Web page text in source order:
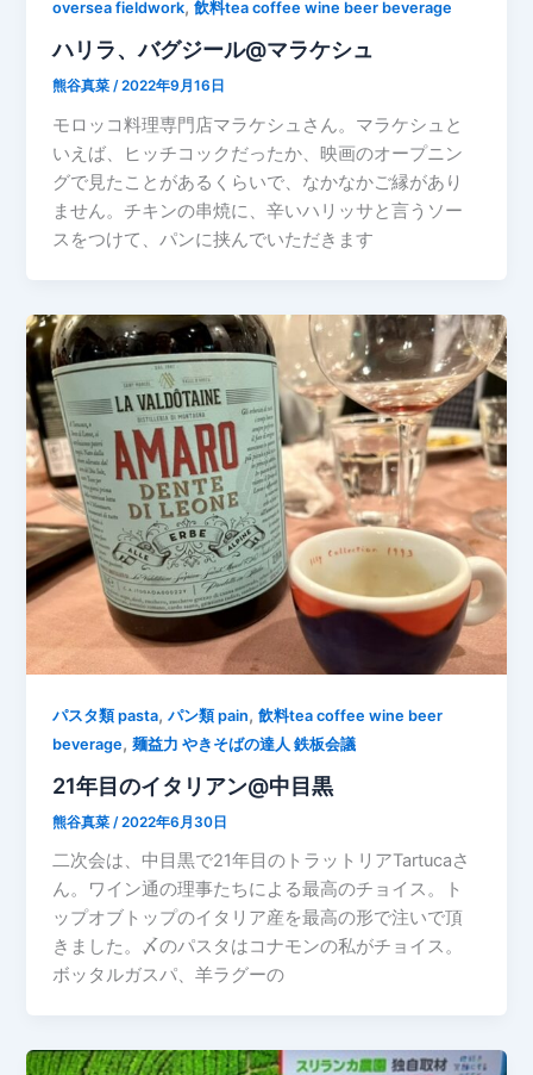
oversea fieldwork,飲料tea coffee wine beer beverage
ハリラ、バグジール@マラケシュ
熊谷真菜/2022年9月16日
モロッコ料理専門店マラケシュさん。マラケシュと
いえば、ヒッチコックだったか、映画のオープニン
グで見たことがあるくらいで、なかなかご縁があり
ません。チキンの串焼に、辛いハリッサと言うソー
スをつけて、パンに挟んでいただきます
パスタ類 pasta,パン類 pain,飲料tea coffee wine beer
beverage,麺益力 やきそばの達人 鉄板会議
21年目のイタリアン@中目黒
熊谷真菜 /2022年6月30日
二次会は、中目黒で21年目のトラットリアTartucaさ
ん。ワイン通の理事たちによる最高のチョイス。ト
ップオブトップのイタリア産を最高の形で注いで頂
きました。〆のパスタはコナモンの私がチョイス。
ボッタルガスパ、羊ラグーの